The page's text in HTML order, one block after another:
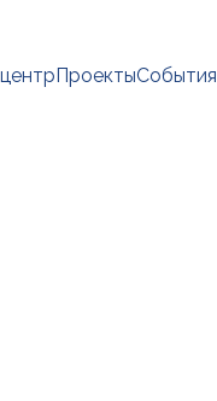
ПроектыСобытия